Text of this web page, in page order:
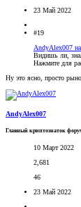
23 Май 2022
#19
AndyAlex007
Видишь ли,
Нажмите для
Ну это ясно, просто
AndyAlex007
Главный криптознаток
10 Март 2022
2,681
46
23 Май 2022